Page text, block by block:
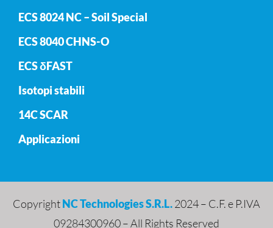
ECS 8024 NC – Soil Special
ECS 8040 CHNS-O
ECS δFAST
Isotopi stabili
14C SCAR
Applicazioni
CopyrightNC Technologies S.R.L.2024 – C.F. e P.IVA
09284300960 – All Rights Reserved